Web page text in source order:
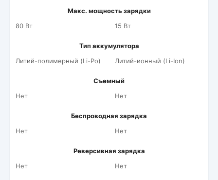
Макс. мощность зарядки
80 Вт
15 Вт
Тип аккумулятора
Литий-полимерный (Li-Po)
Литий-ионный (Li-Ion)
Съемный
Нет
Нет
Беспроводная зарядка
Нет
Нет
Реверсивная зарядка
Нет
Нет